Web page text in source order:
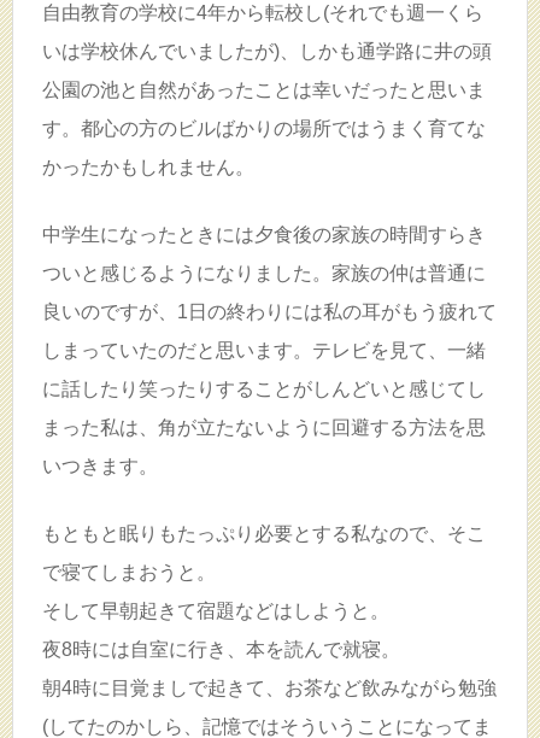
自由教育の学校に4年から転校し(それでも週一くら
いは学校休んでいましたが)、しかも通学路に井の頭
公園の池と自然があったことは幸いだったと思いま
す。都心の方のビルばかりの場所ではうまく育てな
かったかもしれません。
中学生になったときには夕食後の家族の時間すらき
ついと感じるようになりました。家族の仲は普通に
良いのですが、1日の終わりには私の耳がもう疲れて
しまっていたのだと思います。テレビを見て、一緒
に話したり笑ったりすることがしんどいと感じてし
まった私は、角が立たないように回避する方法を思
いつきます。
もともと眠りもたっぷり必要とする私なので、そこ
で寝てしまおうと。
そして早朝起きて宿題などはしようと。
夜8時には自室に行き、本を読んで就寝。
朝4時に目覚ましで起きて、お茶など飲みながら勉強
(してたのかしら、記憶ではそういうことになってま